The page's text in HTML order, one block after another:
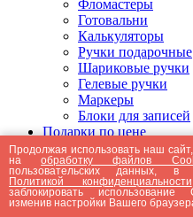
Фломастеры
Готовальни
Калькуляторы
Ручки подарочные
Шариковые ручки
Гелевые ручки
Маркеры
Блоки для записей
Подарки по цене
Подарки от 5000
Подарки до 5000
Подарки до 3000
Подарки до 2000
Подарки до 1000
Продолжая использовать наш
наобработку файлов
пользовательских данных, в
Политикой конфиденциальности
заблокировать использование
изменив настройки Вашего